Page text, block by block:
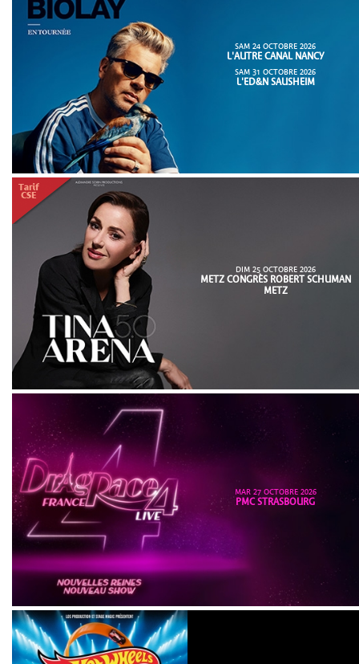
SAM 24 OCTOBRE 2026
L'AUTRE CANAL NANCY
SAM 31 OCTOBRE 2026
L'ED&N SAUSHEIM
DIM 25 OCTOBRE 2026
METZ CONGRÈS ROBERT SCHUMAN
METZ
MAR 27 OCTOBRE 2026
PMC STRASBOURG